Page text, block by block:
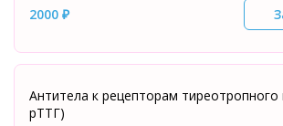
2000 ₽
Антитела к рецепторам
рТТГ)